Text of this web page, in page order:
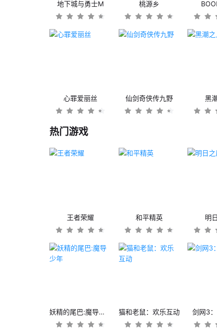
地下城与勇士M 桃源乡
心罪爱丽丝 仙剑奇侠传九野 黑
热门游戏
王者荣耀 和平精英 明
妖精的尾巴:魔导少年 猫和老鼠：欢乐互动 剑网3